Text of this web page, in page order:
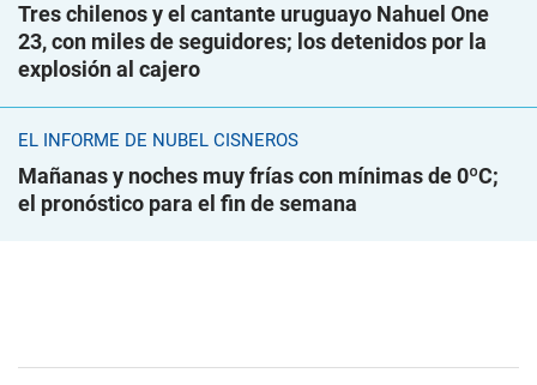
Tres chilenos y el cantante uruguayo Nahuel One
23, con miles de seguidores; los detenidos por la
explosión al cajero
EL INFORME DE NUBEL CISNEROS
Mañanas y noches muy frías con mínimas de 0ºC;
el pronóstico para el fin de semana